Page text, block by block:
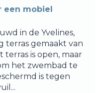
een mobiel
in de Yvelines,
terras gemaakt van
is open, maar
het zwembad te
is tegen